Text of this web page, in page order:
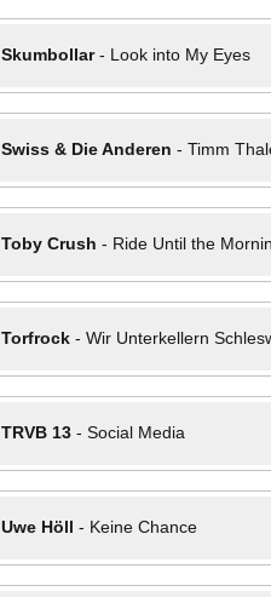
Skumbollar- Look into My Eyes
Swiss & Die Anderen - Timm
Toby Crush - Ride Until the
Torfrock- Wir Unterkellern
TRVB 13- Social Media
Uwe Höll - Keine Chance